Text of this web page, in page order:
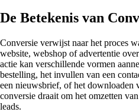
De Betekenis van
Conversie verwijst naar het proces
website, webshop of advertentie
actie kan verschillende vormen
bestelling, het invullen van een
een nieuwsbrief, of het downloaden
conversie draait om het omzetten
leads.